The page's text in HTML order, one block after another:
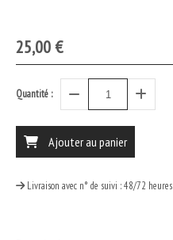
25,00€
Quantité :
Ajouter au panier
Livraison avec n° de suivi : 48/72 heures